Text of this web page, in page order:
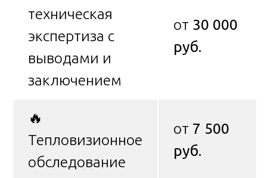
техническая
экспертиза с
выводами и
заключением
от 30 000
руб.
🔥
Тепловизионное
обследование
от 7 500
руб.